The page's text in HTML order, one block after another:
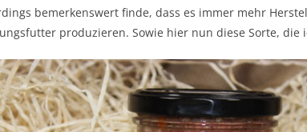
bemerkenswert finde, dass es immer mehr
produzieren. Sowie hier nun diese Sorte, die